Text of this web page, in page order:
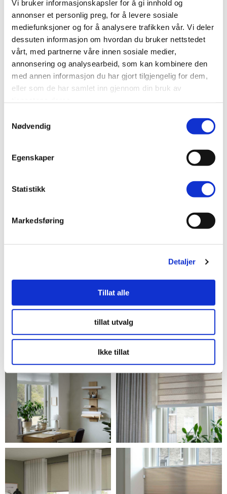
Vi bruker informasjonskapsler for å gi innhold og
annonser et personlig preg, for å levere sosiale
mediefunksjoner og for å analysere trafikken vår. Vi deler
dessuten informasjon om hvordan du bruker nettstedet
vårt, med partnerne våre innen sosiale medier,
annonsering og analysearbeid, som kan kombinere den
med annen informasjon du har gjort tilgjengelig for dem,
eller som de har samlet inn gjennom din bruk av
Nødvendig
Egenskaper
Statistikk
Markedsføring
Detaljer
Tillat alle
tillat utvalg
Ikke tillat
Gardiner etter dine mål